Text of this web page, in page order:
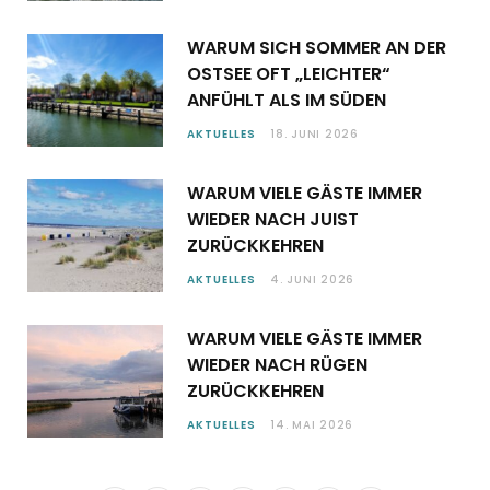
WARUM SICH SOMMER AN DER
OSTSEE OFT „LEICHTER“
ANFÜHLT ALS IM SÜDEN
AKTUELLES 18. JUNI 2026
WARUM VIELE GÄSTE IMMER
WIEDER NACH JUIST
ZURÜCKKEHREN
AKTUELLES 4. JUNI 2026
WARUM VIELE GÄSTE IMMER
WIEDER NACH RÜGEN
ZURÜCKKEHREN
AKTUELLES 14. MAI 2026